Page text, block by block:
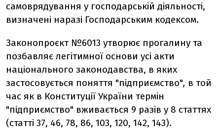
самоврядування у господарській діяльності,
визначені наразі Господарським кодексом.
Законопроєкт №6013 утворює прогалину та
позбавляє легітимної основи усі акти
національного законодавства, в яких
застосовується поняття "підприємство", в той
час як в Конституції України термін
"підприємство" вживається 9 разів у 8 статтях
(статті 37, 46, 78, 86, 103, 120, 142, 143).